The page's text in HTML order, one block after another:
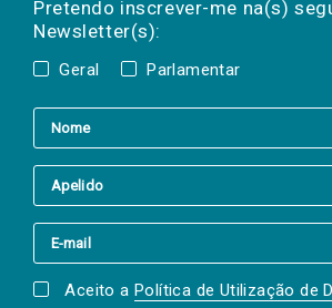
Pretendo inscrever-me na(s)
Newsletter(s):
Geral Parlamentar
Aceito a Política de Utilização de